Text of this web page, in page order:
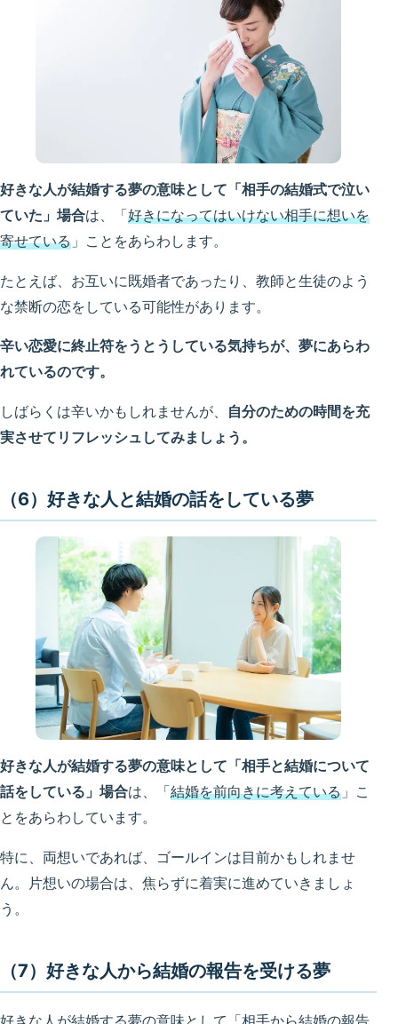
好きな人が結婚する夢の意味として「相手の結婚式で泣い
ていた」場合は、「 好きになってはいけない相手に想いを
寄せている 」ことをあらわします。
たとえば、お互いに既婚者であったり、教師と生徒のよう
な禁断の恋をしている可能性があります。
辛い恋愛に終止符をうとうしている気持ちが、夢にあらわ
れているのです。
しばらくは辛いかもしれませんが、
自分のための時間を充
実させてリフレッシュしてみましょう。
（6）好きな人と結婚の話をしている夢
好きな人が結婚する夢の意味として「相手と結婚について
話をしている」場合は、「結婚を前向きに考えている 」こ
とをあらわしています。
特に、両想いであれば、ゴールインは目前かもしれませ
ん。片想いの場合は、焦らずに着実に進めていきましょ
う。
（7）好きな人から結婚の報告を受ける夢
好きな人が結婚する夢の意味として「相手から結婚の報告